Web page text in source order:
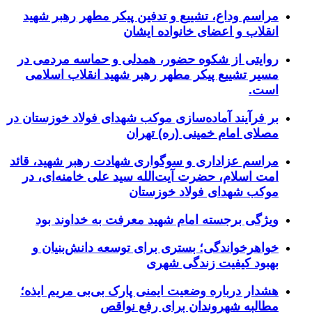
مراسم وداع، تشییع و تدفین پیکر مطهر رهبر شهید
انقلاب و اعضای خانواده ایشان
روایتی از شکوه حضور، همدلی و حماسه مردمی در
مسیر تشییع پیکر مطهر رهبر شهید انقلاب اسلامی
است.
بر فرآیند آماده‌سازی موکب شهدای فولاد خوزستان در
مصلای امام خمینی (ره) تهران
مراسم عزاداری و سوگواری شهادت رهبر شهید، قائد
امت اسلام، حضرت آیت‌الله سید علی خامنه‌ای، در
موکب شهدای فولاد خوزستان
ویژگی برجسته امام شهید معرفت به خداوند بود
خواهرخواندگی؛ بستری برای توسعه دانش‌بنیان و
بهبود کیفیت زندگی شهری
هشدار درباره وضعیت ایمنی پارک بی‌بی مریم ایذه؛
مطالبه شهروندان برای رفع نواقص